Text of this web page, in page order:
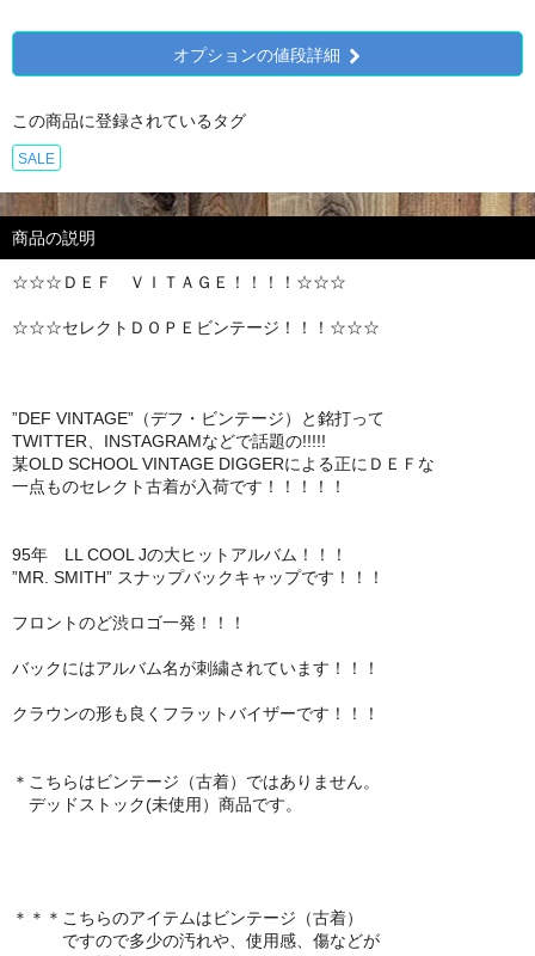
オプションの値段詳細
この商品に登録されているタグ
SALE
商品の説明
☆☆☆ＤＥＦ ＶＩＴＡＧＥ！！！！☆☆☆
☆☆☆セレクトＤＯＰＥビンテージ！！！☆☆☆
”DEF VINTAGE”（デフ・ビンテージ）と銘打って
TWITTER、INSTAGRAMなどで話題の!!!!!
某OLD SCHOOL VINTAGE DIGGERによる正にＤＥＦな
一点ものセレクト古着が入荷です！！！！！
95年 LL COOL Jの大ヒットアルバム！！！
”MR. SMITH” スナップバックキャップです！！！
フロントのど渋ロゴ一発！！！
バックにはアルバム名が刺繍されています！！！
クラウンの形も良くフラットバイザーです！！！
＊こちらはビンテージ（古着）ではありません。
デッドストック(未使用）商品です。
＊＊＊こちらのアイテムはビンテージ（古着）
ですので多少の汚れや、使用感、傷などが